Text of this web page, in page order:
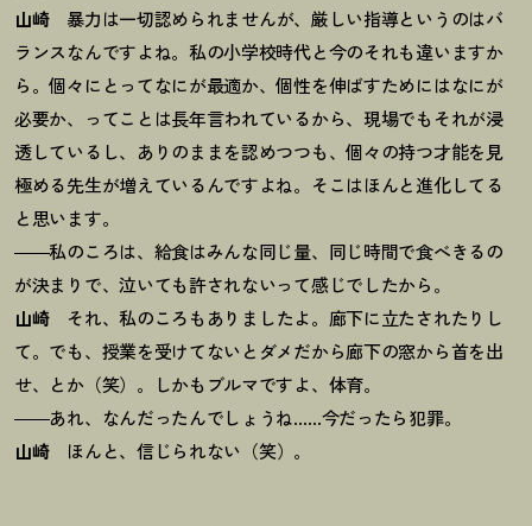
山崎暴力は一切認められませんが、厳しい指導というのはバ
ランスなんですよね。私の小学校時代と今のそれも違いますか
ら。個々にとってなにが最適か、個性を伸ばすためにはなにが
必要か、ってことは長年言われているから、現場でもそれが浸
透しているし、ありのままを認めつつも、個々の持つ才能を見
極める先生が増えているんですよね。そこはほんと進化してる
と思います。
――私のころは、給食はみんな同じ量、同じ時間で食べきるの
が決まりで、泣いても許されないって感じでしたから。
山崎それ、私のころもありましたよ。廊下に立たされたりし
て。でも、授業を受けてないとダメだから廊下の窓から首を出
せ、とか（笑）。しかもブルマですよ、体育。
――あれ、なんだったんでしょうね……今だったら犯罪。
山崎ほんと、信じられない（笑）。